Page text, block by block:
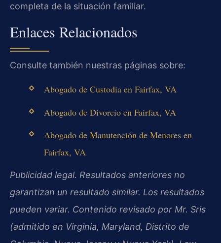
completa de la situación familiar.
Enlaces Relacionados
Consulte también nuestras páginas sobre:
Abogado de Custodia en Fairfax, VA
Abogado de Divorcio en Fairfax, VA
Abogado de Manutención de Menores en
Fairfax, VA
Publicidad legal. Resultados anteriores no
garantizan un resultado similar. Los resultados
pueden variar. Contenido revisado por Mr. Sris
(admitido en Virginia, Maryland, Distrito de